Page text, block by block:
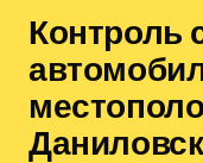
Контроль